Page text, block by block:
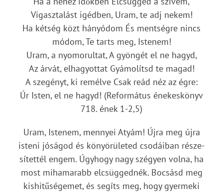
Vigasztalást igédben, Uram, te adj nekem!
Ha kétség közt hányódom És mentségre nincs
módom, Te tarts meg, Istenem!
Uram, a nyomorultat, A gyöngét el ne hagyd,
Az árvát, elhagyottat Gyámolítsd te magad!
A szegényt, ki remélve Csak reád néz az égre:
Úr Isten, el ne hagyd! (Református énekeskönyv
718. ének 1-2,5)
Uram, Istenem, mennyei Atyám! Újra meg újra
isteni jóságod és könyörületed csodáiban része-
sítettél engem. Úgyhogy nagy szégyen volna, ha
most mihamarabb elcsüggednék. Bocsásd meg
kishitűségemet, és segíts meg, hogy gyermeki